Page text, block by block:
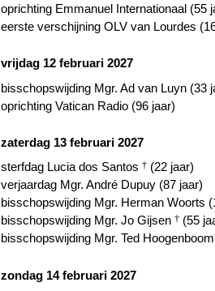
oprichting Emmanuel Internationaal (55
eerste verschijning OLV van Lourdes
vrijdag 12 februari 2027
bisschopswijding Mgr. Ad van Luyn (33
oprichting Vatican Radio (96 jaar)
zaterdag 13 februari 2027
sterfdag Lucia dos Santos † (22 jaar)
verjaardag Mgr. André Dupuy (87 jaar)
bisschopswijding Mgr. Herman Woorts
bisschopswijding Mgr. Jo Gijsen † (55
bisschopswijding Mgr. Ted
zondag 14 februari 2027